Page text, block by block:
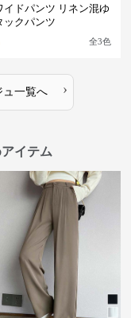
イドパンツ リネン混ゆ
ックパンツ
全3色
ュ一覧へ ›
イテム